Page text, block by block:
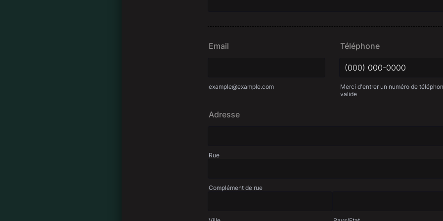
Email
example@example.com
Téléphone
Merci d'entrer un numéro de
valide
Adresse
Rue
Complément de rue